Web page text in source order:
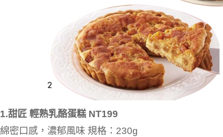
1.甜匠 輕熟乳酪蛋糕 NT199
綿密口感，濃郁風味 規格：230g